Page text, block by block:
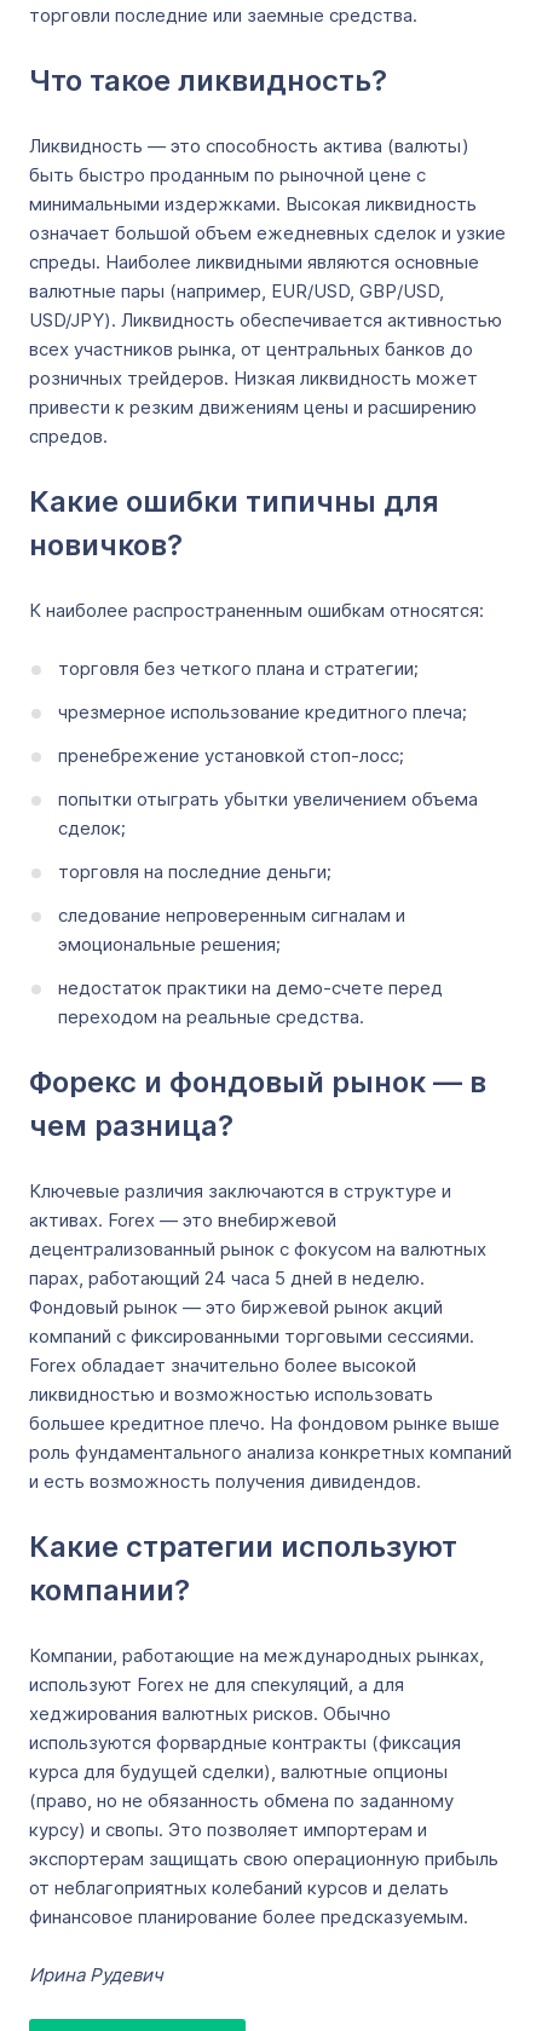
торговли последние или заемные средства.
Что такое ликвидность?
Ликвидность — это способность актива (валюты)
быть быстро проданным по рыночной цене с
минимальными издержками. Высокая ликвидность
означает большой объем ежедневных сделок и узкие
спреды. Наиболее ликвидными являются основные
валютные пары (например, EUR/USD, GBP/USD,
USD/JPY). Ликвидность обеспечивается активностью
всех участников рынка, от центральных банков до
розничных трейдеров. Низкая ликвидность может
привести к резким движениям цены и расширению
спредов.
Какие ошибки типичны для
новичков?
К наиболее распространенным ошибкам относятся:
торговля без четкого плана и стратегии;
чрезмерное использование кредитного плеча;
пренебрежение установкой стоп-лосс;
попытки отыграть убытки увеличением объема
сделок;
торговля на последние деньги;
следование непроверенным сигналам и
эмоциональные решения;
недостаток практики на демо-счете перед
переходом на реальные средства.
Форекс и фондовый рынок — в
чем разница?
Ключевые различия заключаются в структуре и
активах. Forex — это внебиржевой
децентрализованный рынок с фокусом на валютных
парах, работающий 24 часа 5 дней в неделю.
Фондовый рынок — это биржевой рынок акций
компаний с фиксированными торговыми сессиями.
Forex обладает значительно более высокой
ликвидностью и возможностью использовать
большее кредитное плечо. На фондовом рынке выше
роль фундаментального анализа конкретных компаний
и есть возможность получения дивидендов.
Какие стратегии используют
компании?
Компании, работающие на международных рынках,
используют Forex не для спекуляций, а для
хеджирования валютных рисков. Обычно
используются форвардные контракты (фиксация
курса для будущей сделки), валютные опционы
(право, но не обязанность обмена по заданному
курсу) и свопы. Это позволяет импортерам и
экспортерам защищать свою операционную прибыль
от неблагоприятных колебаний курсов и делать
финансовое планирование более предсказуемым.
Ирина Рудевич